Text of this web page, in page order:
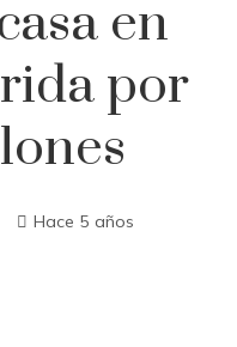
en
por
Hace 5 años